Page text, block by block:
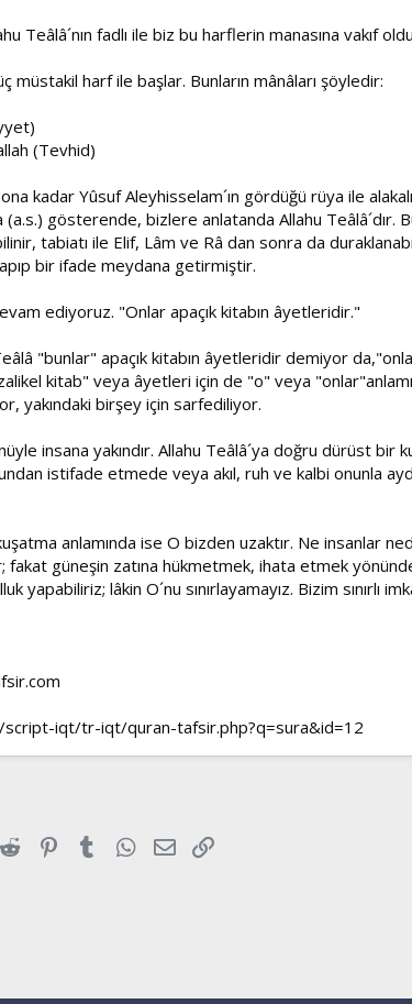
Teâlâ´nın fadlı ile biz bu harflerin manasına vakıf
müstakil harf ile başlar. Bunların mânâları şöyledir:
(Tevhid)
kadar Yûsuf Aleyhisselam´ın gördüğü rüya ile
(a.s.) gösterende, bizlere anlatanda Allahu
tabiatı ile Elif, Lâm ve Râ dan sonra da
bir ifade meydana getirmiştir.
ediyoruz. "Onlar apaçık kitabın âyetleridir."
"bunlar" apaçık kitabın âyetleridir demiyor
kitab" veya âyetleri için de "o" veya
yakındaki birşey için sarfediliyor.
insana yakındır. Allahu Teâlâ´ya doğru dürüst bir
istifade etmede veya akıl, ruh ve kalbi onunla
anlamında ise O bizden uzaktır. Ne insanlar
fakat güneşin zatına hükmetmek, ihata etmek
yapabiliriz; lâkin O´nu sınırlayamayız. Bizim sınırlı
script-iqt/tr-iqt/quran-tafsir.php?q=sura&id=12
(Twitter)
Reddit PinterestTumblrWhatsApp
E-posta